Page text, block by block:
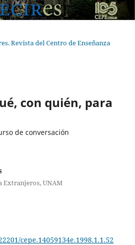
Revista del Centro de Enseñanza
con quién, para
de conversación
Extranjeros, UNAM
cepe.14059134e.1998.1.1.52